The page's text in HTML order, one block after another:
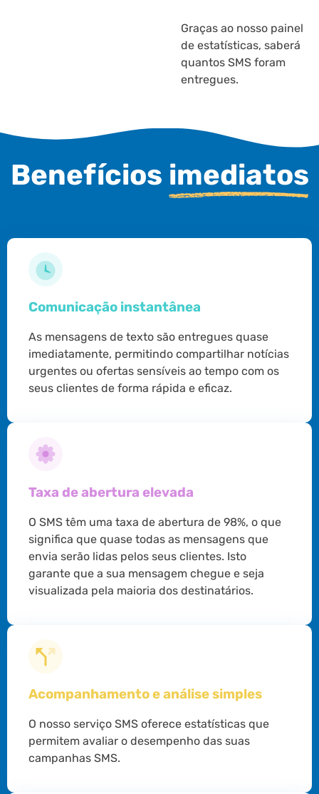
Graças ao nosso painel
de estatísticas, saberá
quantos SMS foram
entregues.
Benefícios imediatos
Comunicação instantânea
As mensagens de texto são entregues quase
imediatamente, permitindo compartilhar notícias
urgentes ou ofertas sensíveis ao tempo com os
seus clientes de forma rápida e eficaz.
Taxa de abertura elevada
O SMS têm uma taxa de abertura de 98%, o que
significa que quase todas as mensagens que
envia serão lidas pelos seus clientes. Isto
garante que a sua mensagem chegue e seja
visualizada pela maioria dos destinatários.
Acompanhamento e análise simples
O nosso serviço SMS oferece estatísticas que
permitem avaliar o desempenho das suas
campanhas SMS.